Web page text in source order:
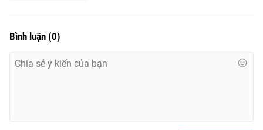
Bình luận (0)